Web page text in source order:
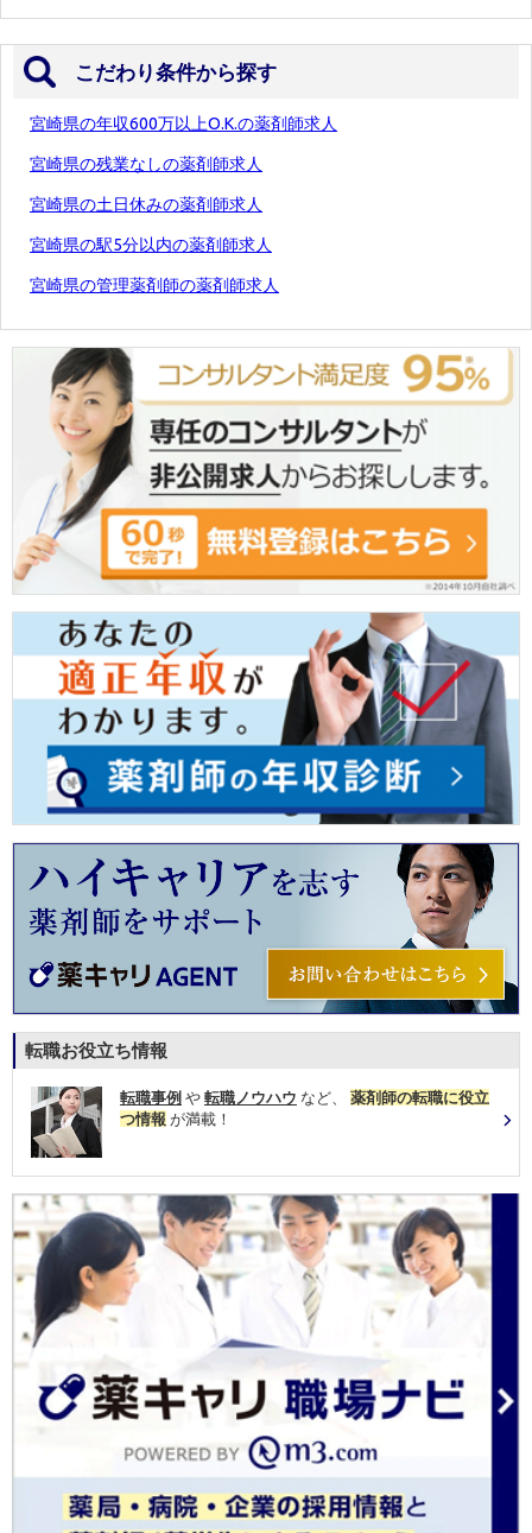
こだわり条件から探す
宮崎県の年収600万以上O.K.の薬剤師求人
宮崎県の残業なしの薬剤師求人
宮崎県の土日休みの薬剤師求人
宮崎県の駅5分以内の薬剤師求人
宮崎県の管理薬剤師の薬剤師求人
転職お役立ち情報
転職事例 や 転職ノウハウ など、 薬剤師の転職に役立
つ情報 が満載！